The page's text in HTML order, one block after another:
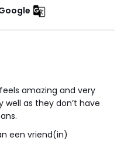
amazing and very
well as they don’t have
een vriend(in)